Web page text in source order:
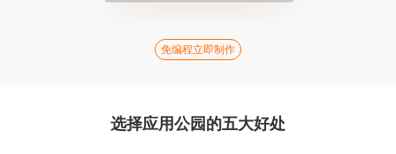
免编程立即制作
选择应用公园的五大好处